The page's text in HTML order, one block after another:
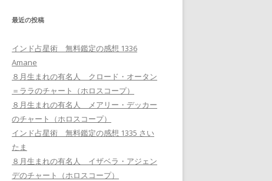
最近の投稿
インド占星術 無料鑑定の感想 1336
Amane
８月生まれの有名人 クロード・オータン
＝ララのチャート（ホロスコープ）
８月生まれの有名人 メアリー・デッカー
のチャート（ホロスコープ）
インド占星術 無料鑑定の感想 1335 さい
たま
８月生まれの有名人 イザベラ・アジェン
デのチャート（ホロスコープ）